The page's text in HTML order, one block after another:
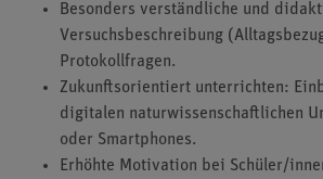
Besonders verständliche und
Versuchsbeschreibung
Protokollfragen.
Zukunftsorientiert unterrichten:
digitalen naturwissenschaftlichen
oder Smartphones.
Erhöhte Motivation bei Schüler/